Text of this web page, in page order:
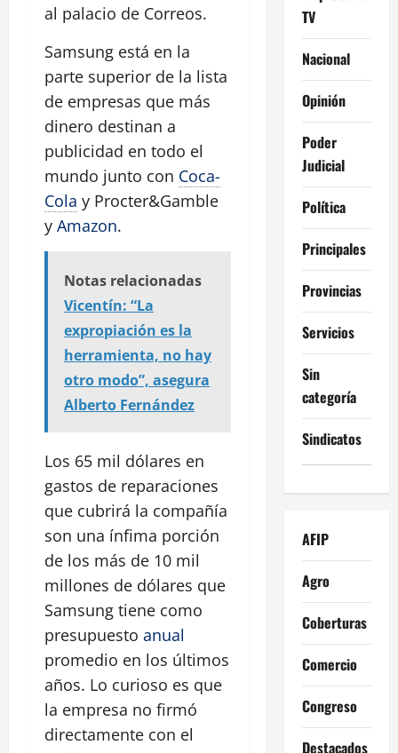
al palacio de Correos.
Samsung está en la
parte superior de la lista
de empresas que más
dinero destinan a
publicidad en todo el
mundo junto con Coca-
Cola y Procter&Gamble
y Amazon.
Notas relacionadas
Vicentín: “La
expropiación es la
herramienta, no hay
otro modo”, asegura
Alberto Fernández
Los 65 mil dólares en
gastos de reparaciones
que cubrirá la compañía
son una ínfima porción
de los más de 10 mil
millones de dólares que
Samsung tiene como
presupuesto anual
promedio en los últimos
años. Lo curioso es que
la empresa no firmó
directamente con el
TV
Nacional
Opinión
Poder
Judicial
Política
Principales
Provincias
Servicios
Sin
categoría
Sindicatos
AFIP
Agro
Coberturas
Comercio
Congreso
Destacados